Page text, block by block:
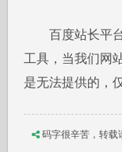
百度站长平台
工具，当我们网
是无法提供的，
码字很辛苦，转载